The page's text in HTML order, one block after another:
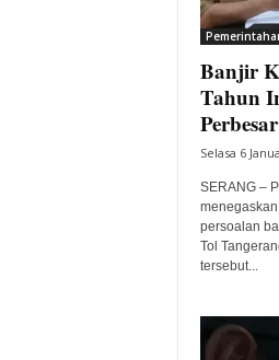
Banjir
Tahun
Selasa 6
SERANG –
persoalan
Tol
tersebut...